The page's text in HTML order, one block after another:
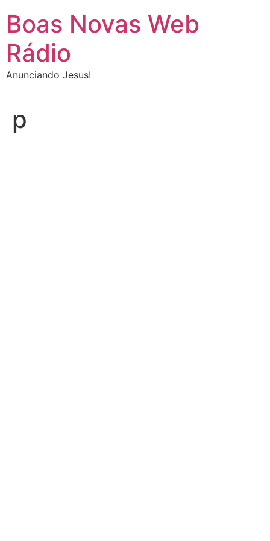
para
conteúdo
Boas Novas Web
Rádio
Anunciando Jesus!
p